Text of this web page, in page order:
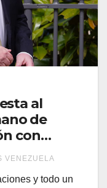
al
de
con
VENEZUELA
y todo un